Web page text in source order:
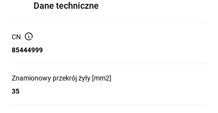
Dane techniczne
CN
85444999
Znamionowy przekrój żyły [mm2]
35